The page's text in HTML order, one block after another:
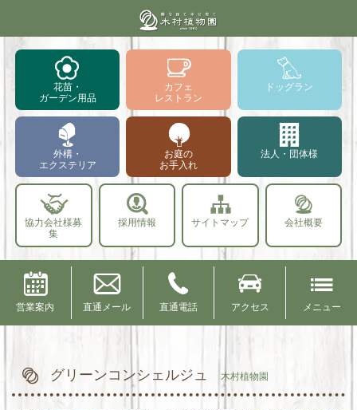
花苗・
ガーデン用品
カフェ
レストラン
ドッグラン
外構・
エクステリア
お庭の
お手入れ
法人・団体様
協力会社様募
集
採用情報 サイトマップ 会社概要
営業案内 直通メール 直通電話 アクセス メニュー
グリーンコンシェルジュ 木村植物園